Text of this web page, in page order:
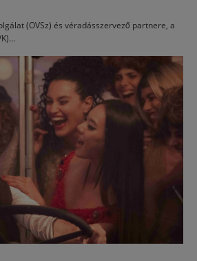
(OVSz) és véradásszervező partnere, a